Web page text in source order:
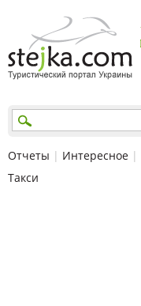
Отчеты | Интересное |
Такси